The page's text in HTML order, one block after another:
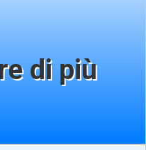
di più